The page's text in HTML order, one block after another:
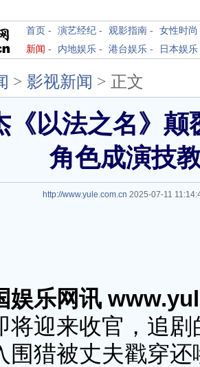
首页 - 演艺经纪 - 观影指南 - 女性时尚
新闻 - 内地娱乐 - 港台娱乐 - 日本娱乐
> 影视新闻 > 正文
《以法之名》颠
角色成演技
http://www.yule.com.cn 2025-07-11
娱乐网讯
将迎来收官，追
围猎被丈夫戳穿